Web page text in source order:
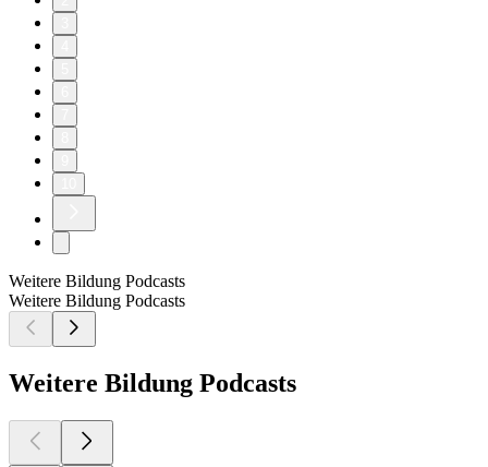
Weitere Bildung Podcasts
Weitere Bildung Podcasts
Weitere Bildung Podcasts